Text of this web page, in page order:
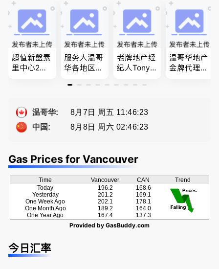
律师、多语
种服务、高
效优质、助
您安心乐
业、胜劵稳
操)
纠纷，审判
超值新盤素
里中心2房1
-689-5519
服务大温哥
华各地区的
地产专业持
Sophia Fan
资产规划管
老牌地产经
纪人Tony L
经验买卖
佣
温哥华地产
金牌代理经
温哥华:
8月7日 周五 11:46:23
中国:
8月8日 周六 02:46:23
Gas Prices for Vancouver
Time Vancouver CAN
Trend
Today
Yesterday
One Week Ago
One Month Ago
One Year Ago
196.2
201.2
202.1
189.2
167.4
168.6
169.1
178.1
164.0
137.3
Provided by GasBuddy.com
今日汇率